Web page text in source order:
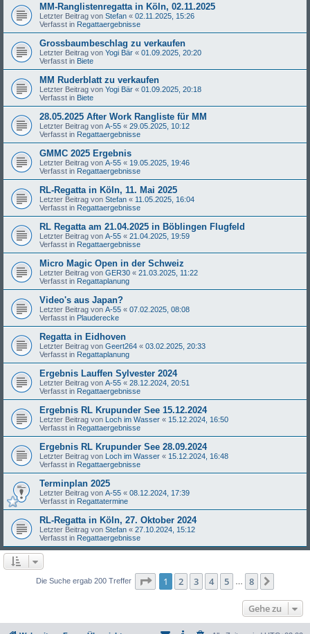
MM-Ranglistenregatta in Köln, 02.11.2025
Letzter Beitrag von Stefan « 02.11.2025, 15:26
Verfasst in Regattaergebnisse
Grossbaumbeschlag zu verkaufen
Letzter Beitrag von Yogi Bär « 01.09.2025, 20:20
Verfasst in Biete
MM Ruderblatt zu verkaufen
Letzter Beitrag von Yogi Bär « 01.09.2025, 20:18
Verfasst in Biete
28.05.2025 After Work Rangliste für MM
Letzter Beitrag von A-55 « 29.05.2025, 10:12
Verfasst in Regattaergebnisse
GMMC 2025 Ergebnis
Letzter Beitrag von A-55 « 19.05.2025, 19:46
Verfasst in Regattaergebnisse
RL-Regatta in Köln, 11. Mai 2025
Letzter Beitrag von Stefan « 11.05.2025, 16:04
Verfasst in Regattaergebnisse
RL Regatta am 21.04.2025 in Böblingen Flugfeld
Letzter Beitrag von A-55 « 21.04.2025, 19:59
Verfasst in Regattaergebnisse
Micro Magic Open in der Schweiz
Letzter Beitrag von GER30 « 21.03.2025, 11:22
Verfasst in Regattaplanung
Video's aus Japan?
Letzter Beitrag von A-55 « 07.02.2025, 08:08
Verfasst in Plauderecke
Regatta in Eidhoven
Letzter Beitrag von Geert264 « 03.02.2025, 20:33
Verfasst in Regattaplanung
Ergebnis Lauffen Sylvester 2024
Letzter Beitrag von A-55 « 28.12.2024, 20:51
Verfasst in Regattaergebnisse
Ergebnis RL Krupunder See 15.12.2024
Letzter Beitrag von Loch im Wasser « 15.12.2024, 16:50
Verfasst in Regattaergebnisse
Ergebnis RL Krupunder See 28.09.2024
Letzter Beitrag von Loch im Wasser « 15.12.2024, 16:48
Verfasst in Regattaergebnisse
Terminplan 2025
Letzter Beitrag von A-55 « 08.12.2024, 17:39
Verfasst in Regattatermine
RL-Regatta in Köln, 27. Oktober 2024
Letzter Beitrag von Stefan « 27.10.2024, 15:12
Verfasst in Regattaergebnisse
Die Suche ergab 200 Treffer Seite 1von
1 2 3 4 5 8
Gehe zu